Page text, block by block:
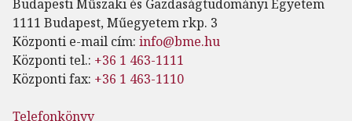
Budapesti Műszaki és Gazdaságtudományi Egyetem
1111 Budapest, Műegyetem rkp. 3
Központi e-mail cím: info@bme.hu
Központi tel.: +36 1 463-1111
Központi fax: +36 1 463-1110
Telefonkönyv